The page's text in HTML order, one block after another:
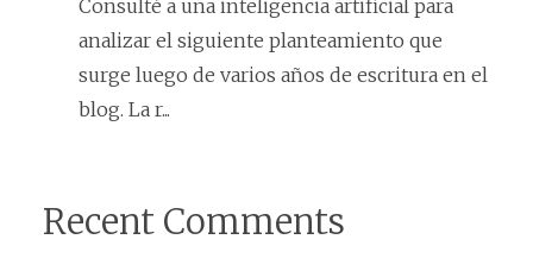
Consulté a una inteligencia artificial para
analizar el siguiente planteamiento que
surge luego de varios años de escritura en el
blog. La r...
Recent Comments